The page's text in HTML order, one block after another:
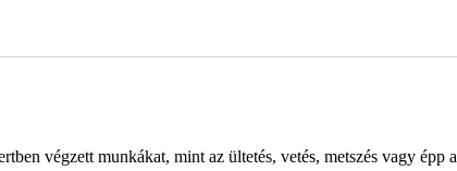
végzett munkákat, mint az ültetés, vetés, metszés vagy épp a